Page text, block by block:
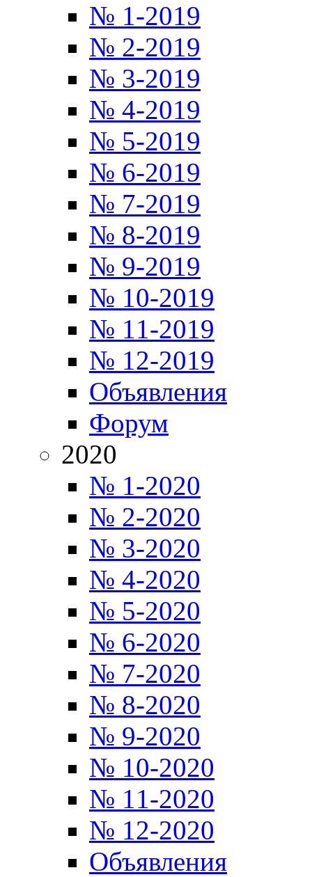
№ 1-2019
№ 2-2019
№ 3-2019
№ 4-2019
№ 5-2019
№ 6-2019
№ 7-2019
№ 8-2019
№ 9-2019
№ 10-2019
№ 11-2019
№ 12-2019
Объявления
Форум
2020
№ 1-2020
№ 2-2020
№ 3-2020
№ 4-2020
№ 5-2020
№ 6-2020
№ 7-2020
№ 8-2020
№ 9-2020
№ 10-2020
№ 11-2020
№ 12-2020
Объявления